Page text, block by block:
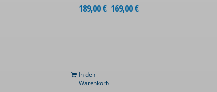
189,00€ 169,00€
In den
Warenkorb